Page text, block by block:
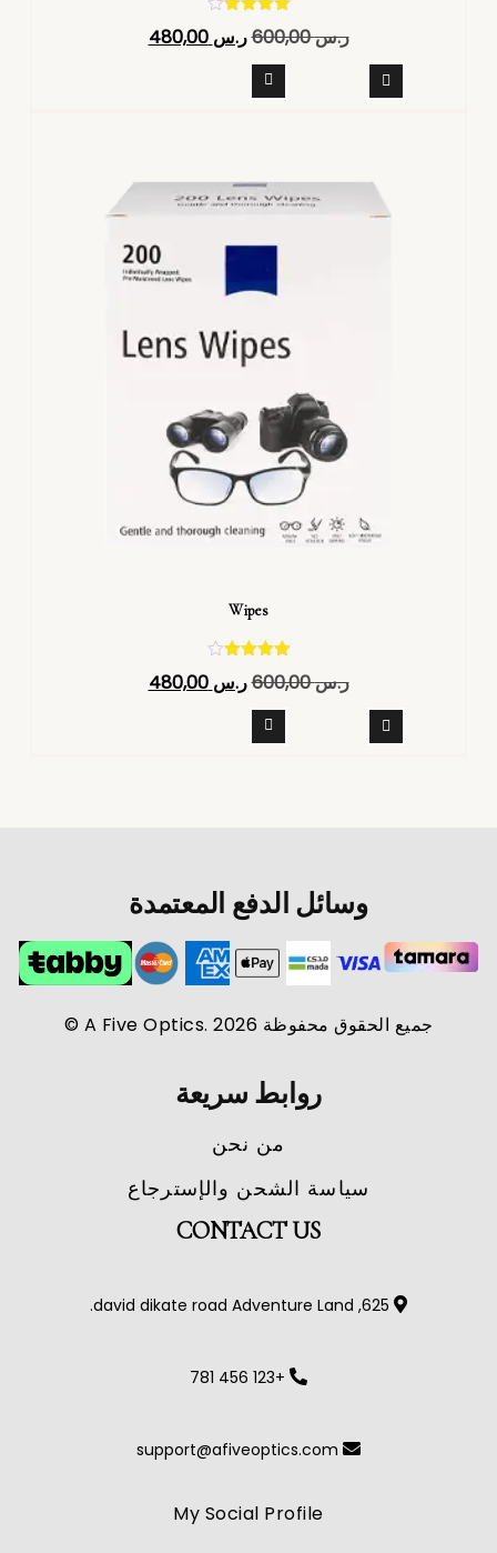
تم التقييم
4.40
ر.س600,00 ر.س 480,00
Wipes
تم التقييم
4.40
ر.س600,00 ر.س 480,00
وسائل الدفع المعتمدة
جميع الحقوق محفوظة A Five Optics. 2026 ©
روابط سريعة
من نحن
سياسة الشحن والإسترجاع
CONTACT US
625, david dikate road Adventure Land.
+123 456 781
support@afiveoptics.com
My Social Profile